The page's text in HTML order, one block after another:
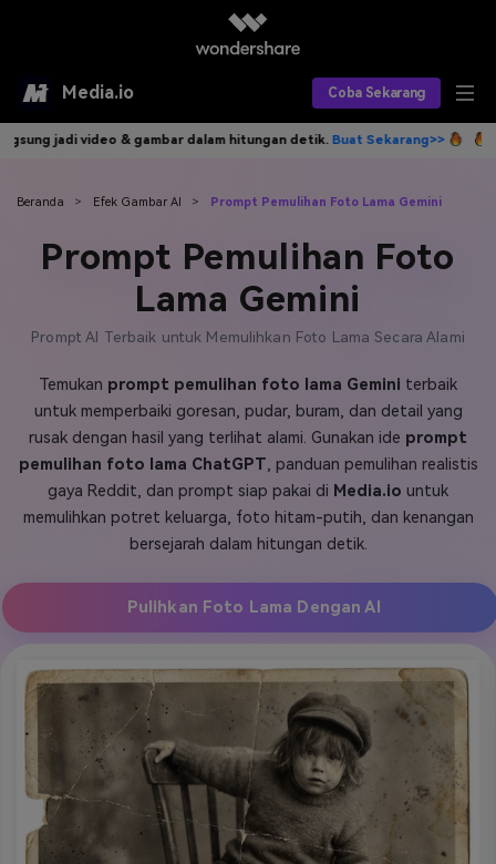
Media.io Coba Sekarang
Alat AI
AI Video
AI Gambar
Produk AI
Asisten Video AI
Editor Video AI
Editor Audio AI
Find More Solutions >>
Efek AI
Efek Video
Panduan Pengguna Apa yang Baru
FAQs Hubungi Kami
Postingan Terbaru
Jelajahi Lebih Banyak >>
Veo3 TOP
Masuk
Berkreasi dengan AI
gambar dalam hitungan detik.Buat Sekarang>> Tulis idemu, AI
Beranda > Efek Gambar AI > Prompt Pemulihan Foto Lama Gemini
Prompt Pemulihan Foto
Lama Gemini
Prompt AI Terbaik untuk Memulihkan Foto Lama Secara Alami
Temukan prompt pemulihan foto lama Gemini terbaik
untuk memperbaiki goresan, pudar, buram, dan detail yang
rusak dengan hasil yang terlihat alami. Gunakan ide prompt
pemulihan foto lama ChatGPT, panduan pemulihan realistis
gaya Reddit, dan prompt siap pakai di Media.io untuk
memulihkan potret keluarga, foto hitam-putih, dan kenangan
bersejarah dalam hitungan detik.
Pulihkan Foto Lama Dengan AI